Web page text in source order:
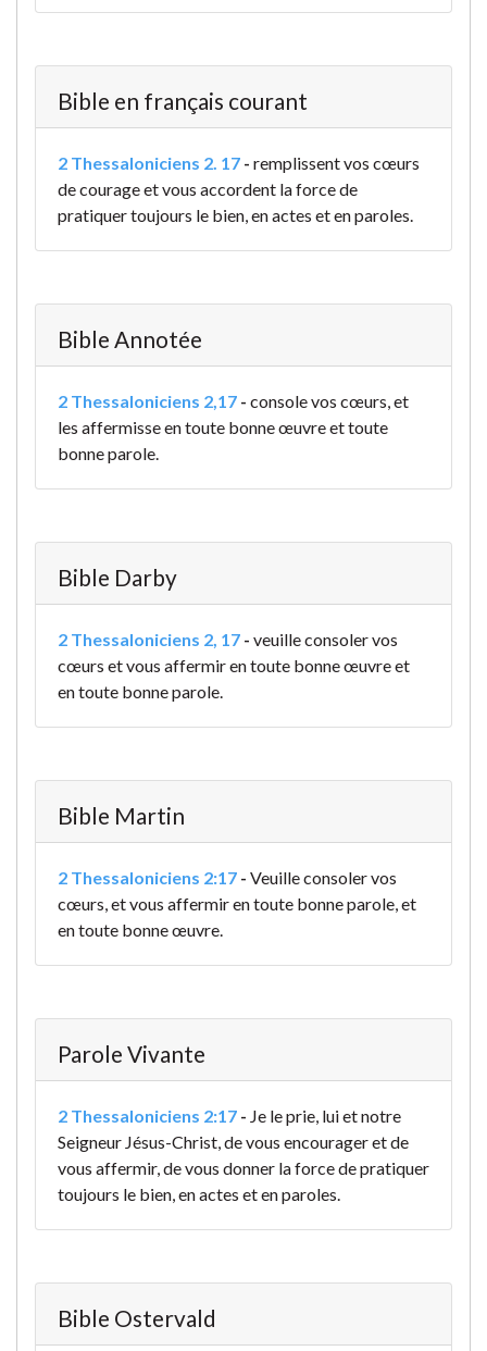
Bible en français courant
2 Thessaloniciens 2. 17 - remplissent vos cœurs
de courage et vous accordent la force de
pratiquer toujours le bien, en actes et en paroles.
Bible Annotée
2 Thessaloniciens 2,17 - console vos cœurs, et
les affermisse en toute bonne œuvre et toute
bonne parole.
Bible Darby
2 Thessaloniciens 2, 17 - veuille consoler vos
cœurs et vous affermir en toute bonne œuvre et
en toute bonne parole.
Bible Martin
2 Thessaloniciens 2:17 - Veuille consoler vos
cœurs, et vous affermir en toute bonne parole, et
en toute bonne œuvre.
Parole Vivante
2 Thessaloniciens 2:17 - Je le prie, lui et notre
Seigneur Jésus-Christ, de vous encourager et de
vous affermir, de vous donner la force de pratiquer
toujours le bien, en actes et en paroles.
Bible Ostervald